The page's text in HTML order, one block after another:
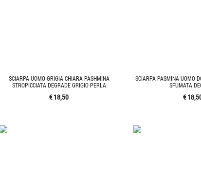
SCIARPA UOMO GRIGIA CHIARA PASHMINA
STROPICCIATA DEGRADE GRIGIO PERLA
€ 18,50
SCIARPA PASMINA UOMO
SFUMATA
€